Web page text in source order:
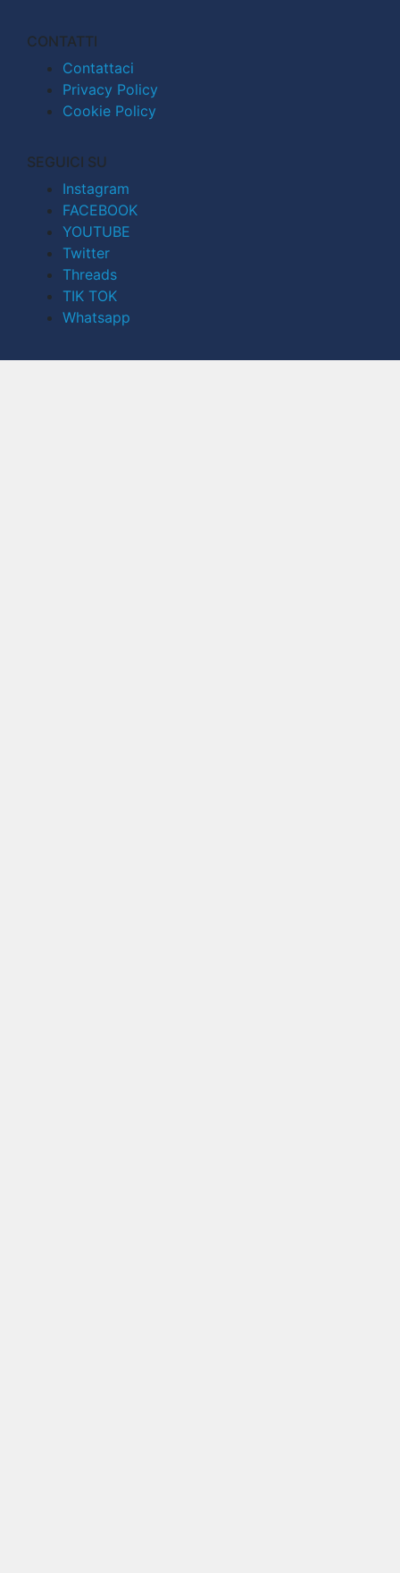
CONTATTI
Contattaci
Privacy Policy
Cookie Policy
SEGUICI SU
Instagram
FACEBOOK
YOUTUBE
Twitter
Threads
TIK TOK
Whatsapp